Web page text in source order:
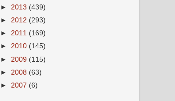
► 2013 (439)
► 2012 (293)
► 2011 (169)
► 2010 (145)
► 2009 (115)
► 2008 (63)
► 2007 (6)